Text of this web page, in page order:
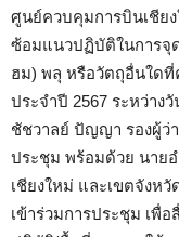
ศูนย์ควบคุมการบินเชีย
ซ้อมแนวปฏิบัติในการจุ
ฮม) พลุ หรือวัตถุอื่นใด
ประจำปี 2567 ระหว่าง
ชัชวาลย์ ปัญญา รองผู้ว่
ประชุม พร้อมด้วย นาย
เชียงใหม่ และเขตจังห
เข้าร่วมการประชุม เพื่